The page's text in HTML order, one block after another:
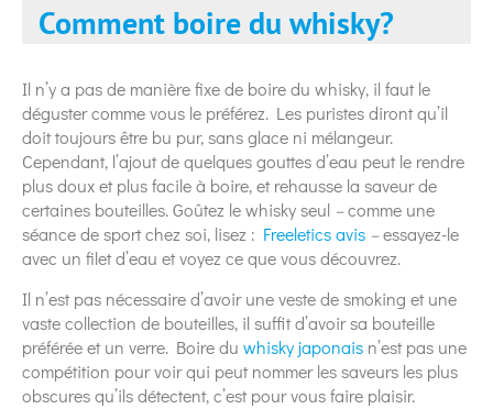
Comment boire du whisky?
Il n’y a pas de manière fixe de boire du whisky, il faut le
déguster comme vous le préférez. Les puristes diront qu’il
doit toujours être bu pur, sans glace ni mélangeur.
Cependant, l’ajout de quelques gouttes d’eau peut le rendre
plus doux et plus facile à boire, et rehausse la saveur de
certaines bouteilles. Goûtez le whisky seul –comme une
séance de sport chez soi, lisez : Freeletics avis –essayez-le
avec un filet d’eau et voyez ce que vous découvrez.
Il n’est pas nécessaire d’avoir une veste de smoking et une
vaste collection de bouteilles, il suffit d’avoir sa bouteille
préférée et un verre. Boire du whisky japonais n’est pas une
compétition pour voir qui peut nommer les saveurs les plus
obscures qu’ils détectent, c’est pour vous faire plaisir.